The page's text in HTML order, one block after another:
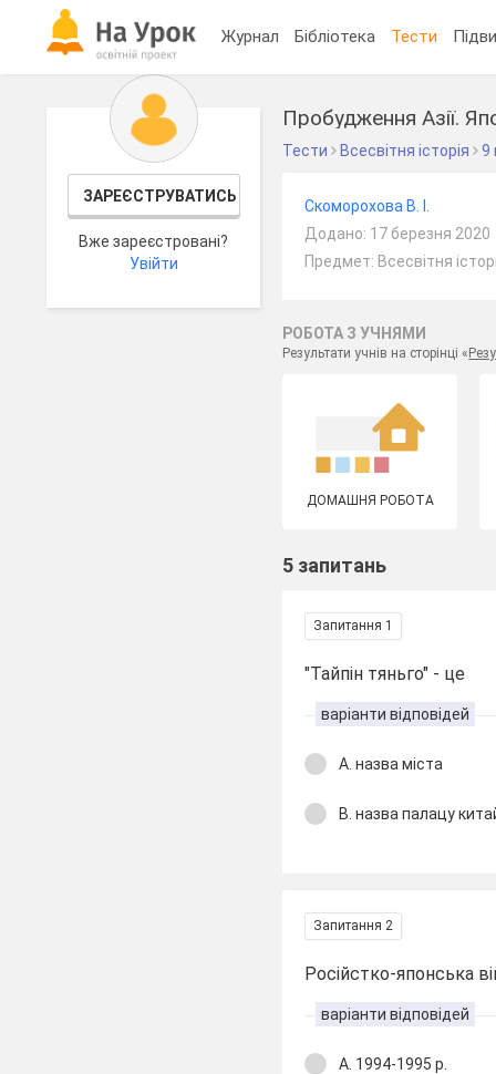
Журнал Бібліотека Тести
ЗАРЕЄСТРУВАТИСЬ
Вже зареєстровані?
Увійти
Пробудження Азії.
Тести Всесвітня історія 9
Скоморохова В. І.
Додано: 17 березня 2020
Предмет: Всесвітня
РОБОТА З УЧНЯМИ
Результати учнів на сторінці «
ДОМАШНЯ РОБОТА
5 запитань
Запитання 1
"Тайпін тяньго" - це
варіанти відповідей
А. назва міста
В. назва палацу
Запитання 2
Російстко-японська
варіанти відповідей
А. 1994-1995 р.